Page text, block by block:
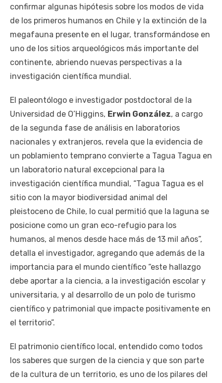
confirmar algunas hipótesis sobre los modos de vida
de los primeros humanos en Chile y la extinción de la
megafauna presente en el lugar, transformándose en
uno de los sitios arqueológicos más importante del
continente, abriendo nuevas perspectivas a la
investigación científica mundial.
El paleontólogo e investigador postdoctoral de la
Universidad de O’Higgins, Erwin González, a cargo
de la segunda fase de análisis en laboratorios
nacionales y extranjeros, revela que la evidencia de
un poblamiento temprano convierte a Tagua Tagua en
un laboratorio natural excepcional para la
investigación científica mundial, “Tagua Tagua es el
sitio con la mayor biodiversidad animal del
pleistoceno de Chile, lo cual permitió que la laguna se
posicione como un gran eco-refugio para los
humanos, al menos desde hace más de 13 mil años”,
detalla el investigador, agregando que además de la
importancia para el mundo científico “este hallazgo
debe aportar a la ciencia, a la investigación escolar y
universitaria, y al desarrollo de un polo de turismo
científico y patrimonial que impacte positivamente en
el territorio”.
El patrimonio científico local, entendido como todos
los saberes que surgen de la ciencia y que son parte
de la cultura de un territorio, es uno de los pilares del